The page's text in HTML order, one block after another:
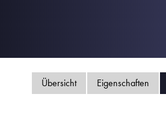
Übersicht Eigenschaften